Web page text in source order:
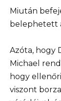
Miután
belephetett
Azóta, hogy
Michael
hogy
viszont